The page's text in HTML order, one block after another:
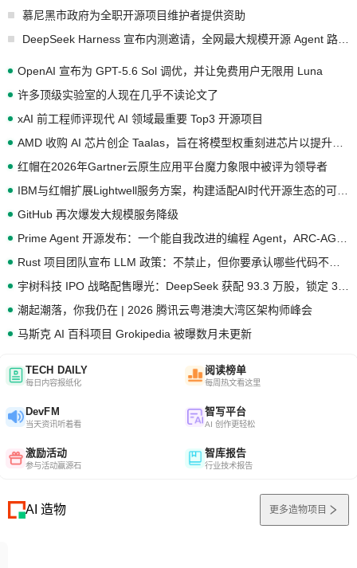
慕尼黑市政府为全职开源项目维护者提供资助
OpenAI 宣布为 GPT-5.6 Sol 调优，并让免费用户无限用 Luna
许多顶级实验室的人现在几乎不读论文了
xAI 前工程师评现代 AI 领域最重要 Top3 开源项目
红帽在2026年Gartner云原生应用平台魔力象限中被评为领导者
GitHub 再次爆发大规模服务降级
潮起潮落，你我仍在 | 2026 腾讯云粤港澳大湾区架构师峰会
马斯克 AI 百科项目 Grokipedia 被曝数月未更新
TECH DAILY
每日内容报纸化
阅读榜单
每周热文看这里
DevFM
当天资讯听着看
智写平台
AI 创作更轻松
激励活动
参与活动赢源石
智库报告
行业技术报告
AI 造物 更多造物项目